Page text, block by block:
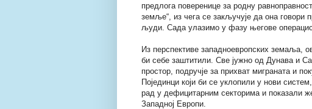
предлога поверенице за родну
земље“, из чега се закључује да она
људи. Сада улазимо у фазу његове
Из перспективе западноевропских земаља,
би себе заштитили. Све јужно од Дунава и
простор, подручје за прихват миграната и
Појединци који би се уклопили у нови
рад у дефицитарним секторима и показали
Западној Европи.